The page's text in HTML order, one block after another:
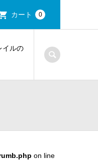
カート 0
イルの
on line